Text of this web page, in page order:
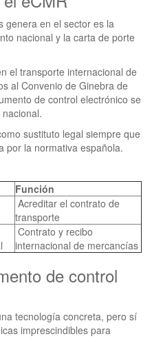
genera en el sector es la
nacional y la carta de porte
el transporte internacional de
al Convenio de Ginebra de
de control electrónico se
sustituto legal siempre que
por la normativa española.
Función
Acreditar el contrato de
transporte
Contrato y recibo
internacional de mercancías
de control
tecnología concreta, pero sí
imprescindibles para